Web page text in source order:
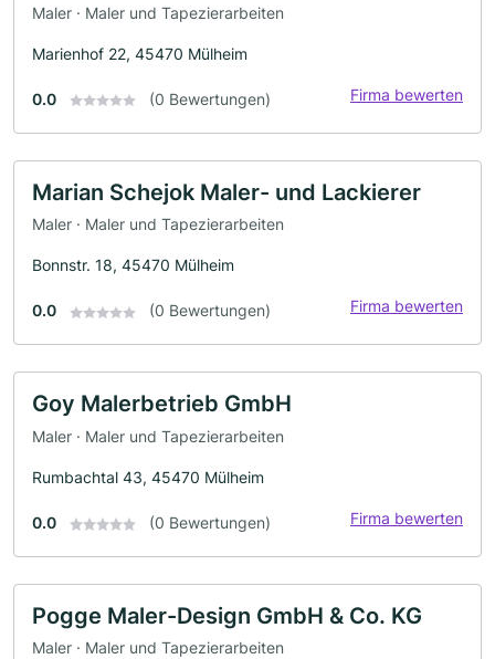
Maler · Maler und Tapezierarbeiten
Marienhof 22, 45470 Mülheim
0.0 (0 Bewertungen) Firma bewerten
Marian Schejok Maler- und Lackierer
Maler · Maler und Tapezierarbeiten
Bonnstr. 18, 45470 Mülheim
0.0 (0 Bewertungen) Firma bewerten
Goy Malerbetrieb GmbH
Maler · Maler und Tapezierarbeiten
Rumbachtal 43, 45470 Mülheim
0.0 (0 Bewertungen) Firma bewerten
Pogge Maler-Design GmbH & Co. KG
Maler · Maler und Tapezierarbeiten